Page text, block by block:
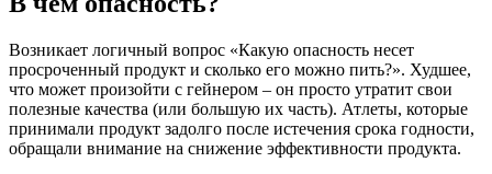
Возникает логичный вопрос «Какую опасность несет
просроченный продукт и сколько его можно пить?». Худшее,
что может произойти с гейнером – он просто утратит свои
полезные качества (или большую их часть). Атлеты, которые
принимали продукт задолго после истечения срока годности,
обращали внимание на снижение эффективности продукта.